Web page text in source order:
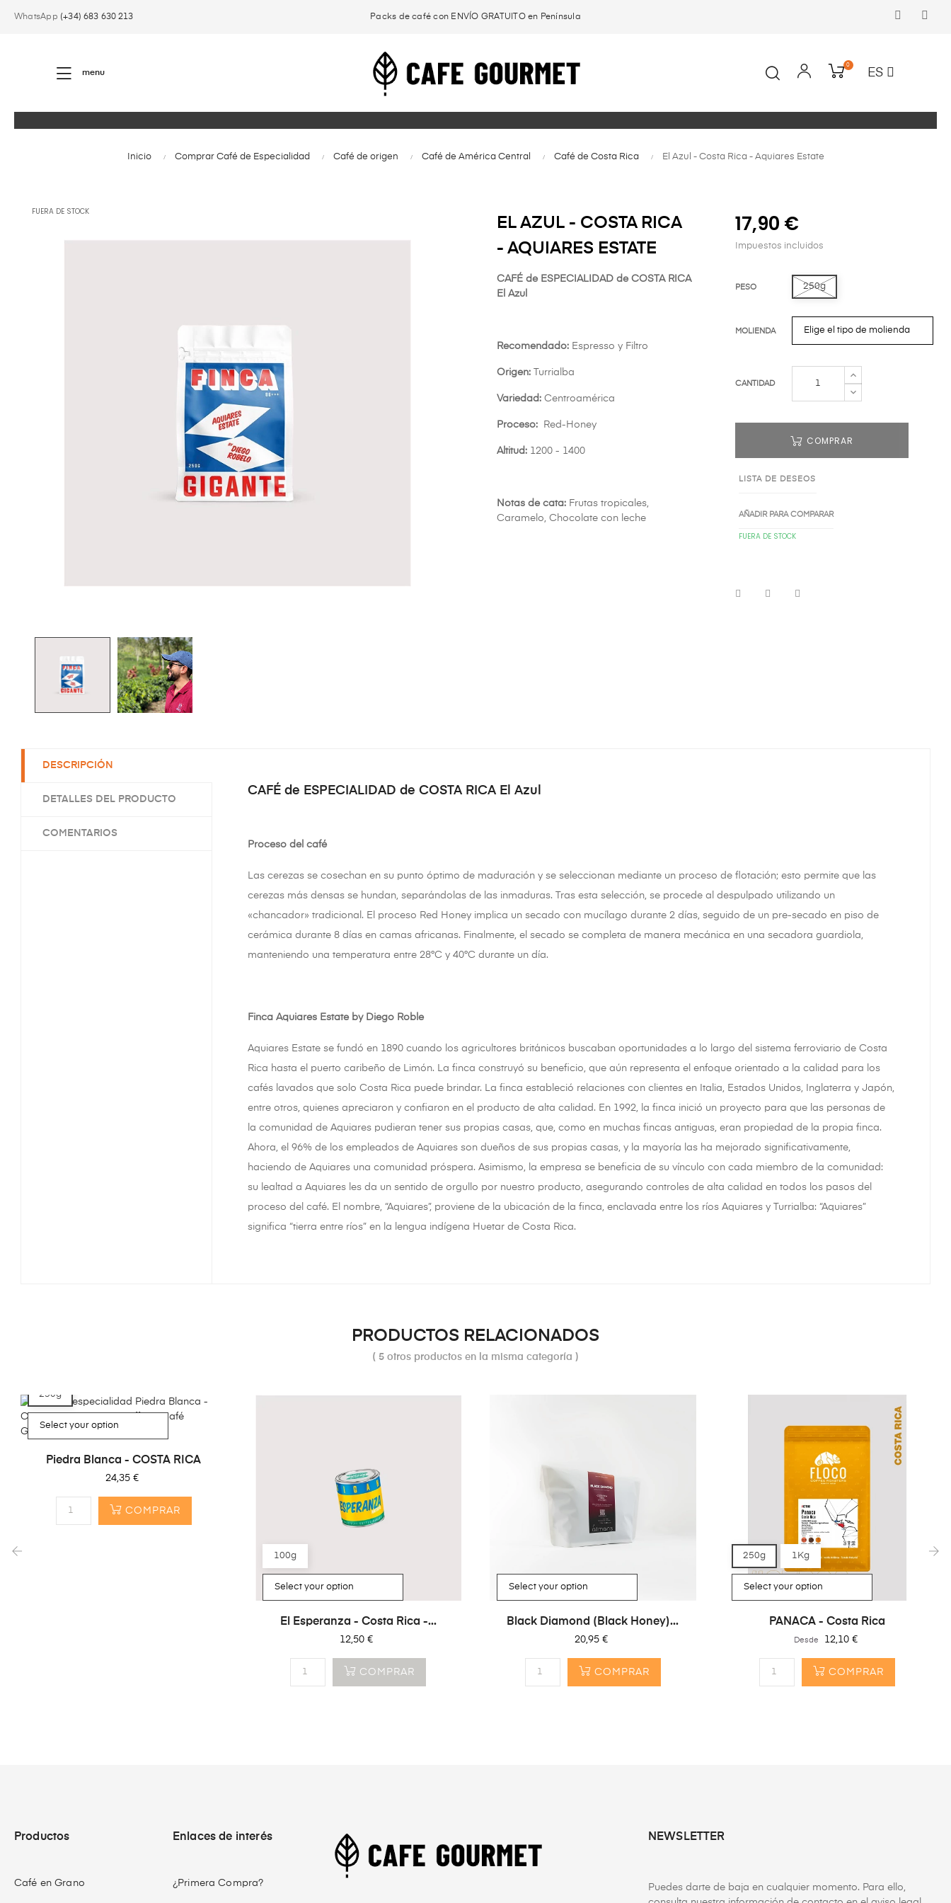
WhatsApp (+34) 683 630 213 Packs de café con ENVÍO GRATUITO en Península
menu
0
ES
Inicio Comprar Café de Especialidad Café de origen Café de América Central Café de Costa Rica El Azul - Costa Rica - Aquiares Estate
FUERA DE STOCK
EL AZUL - COSTA RICA
- AQUIARES ESTATE
CAFÉ de ESPECIALIDAD de COSTA RICA
El Azul
Recomendado: Espresso y Filtro
Origen: Turrialba
Variedad: Centroamérica
Proceso: Red-Honey
Altitud: 1200 - 1400
Notas de cata: Frutas tropicales,
Caramelo, Chocolate con leche
17,90 €
Impuestos incluidos
PESO 250g
MOLIENDA
CANTIDAD
COMPRAR
LISTA DE DESEOS
AÑADIR PARA COMPARAR
FUERA DE STOCK
DESCRIPCIÓN
DETALLES DEL PRODUCTO
COMENTARIOS
CAFÉ de ESPECIALIDAD de COSTA RICA El Azul
Proceso del café
Las cerezas se cosechan en su punto óptimo de maduración y se seleccionan mediante un proceso de flotación; esto permite que las
cerezas más densas se hundan, separándolas de las inmaduras. Tras esta selección, se procede al despulpado utilizando un
«chancador» tradicional. El proceso Red Honey implica un secado con mucílago durante 2 días, seguido de un pre-secado en piso de
cerámica durante 8 días en camas africanas. Finalmente, el secado se completa de manera mecánica en una secadora guardiola,
manteniendo una temperatura entre 28°C y 40°C durante un día.
Finca Aquiares Estate by Diego Roble
Aquiares Estate se fundó en 1890 cuando los agricultores británicos buscaban oportunidades a lo largo del sistema ferroviario de Costa
Rica hasta el puerto caribeño de Limón. La finca construyó su beneficio, que aún representa el enfoque orientado a la calidad para los
cafés lavados que solo Costa Rica puede brindar. La finca estableció relaciones con clientes en Italia, Estados Unidos, Inglaterra y Japón,
entre otros, quienes apreciaron y confiaron en el producto de alta calidad. En 1992, la finca inició un proyecto para que las personas de
la comunidad de Aquiares pudieran tener sus propias casas, que, como en muchas fincas antiguas, eran propiedad de la propia finca.
Ahora, el 96% de los empleados de Aquiares son dueños de sus propias casas, y la mayoría las ha mejorado significativamente,
haciendo de Aquiares una comunidad próspera. Asimismo, la empresa se beneficia de su vínculo con cada miembro de la comunidad:
su lealtad a Aquiares les da un sentido de orgullo por nuestro producto, asegurando controles de alta calidad en todos los pasos del
proceso del café. El nombre, “Aquiares”, proviene de la ubicación de la finca, enclavada entre los ríos Aquiares y Turrialba: “Aquiares”
significa “tierra entre ríos” en la lengua indígena Huetar de Costa Rica.
PRODUCTOS RELACIONADOS
( 5 otros productos en la misma categoría )
250g
Piedra Blanca - COSTA RICA
Precio
24,35 €
COMPRAR
100g
El Esperanza - Costa Rica -...
Precio
12,50 €
COMPRAR
Black Diamond (Black Honey)...
Precio
20,95 €
COMPRAR
250g 1Kg
PANACA - Costa Rica
Desde Precio
12,10 €
COMPRAR
Productos
Café en Grano
Enlaces de interés
¿Primera Compra?
NEWSLETTER
Puedes darte de baja en cualquier momento. Para ello,